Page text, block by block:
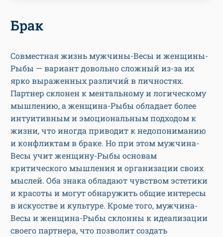
Брак
Совместная жизнь мужчины-Весы и женщины-
Рыбы — вариант довольно сложный из-за их
ярко выраженных различий в личностях.
Партнер склонен к ментальному и логическому
мышлению, а женщина-Рыбы обладает более
интуитивным и эмоциональным подходом к
жизни, что иногда приводит к недопониманию
и конфликтам в браке. Но при этом мужчина-
Весы учит женщину-Рыбы основам
критического мышления и организации своих
мыслей. Оба знака обладают чувством эстетики
и красоты и могут обнаружить общие интересы
в искусстве и культуре. Кроме того, мужчина-
Весы и женщина-Рыбы склонны к идеализации
своего партнера, что позволит создать